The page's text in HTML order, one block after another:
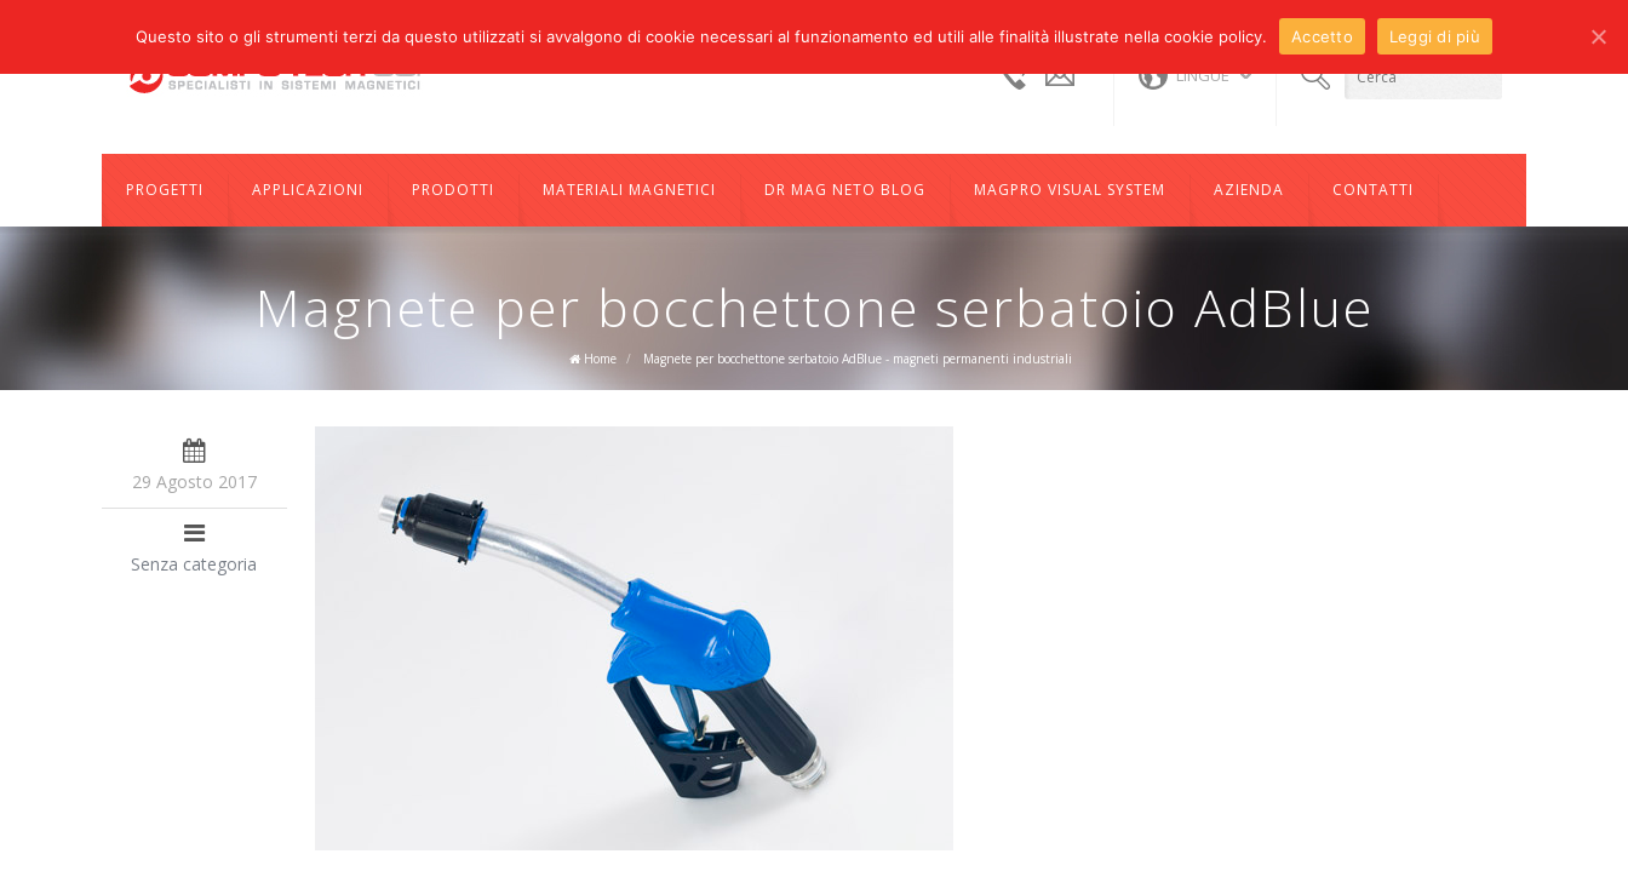
LINGUE
Ufficio:sales@compotechco.it
PROGETTI APPLICAZIONI PRODOTTI MATERIALI MAGNETICI DR MAG NETO BLOG MAGPRO VISUAL SYSTEM AZIENDA CONTATTI
Magnete per bocchettone serbatoio AdBlue
Home / Magnete per bocchettone serbatoio AdBlue - magneti permanenti industriali
29 Agosto 2017
Senza categoria
Questo sito o gli strumenti terzi da questo utilizzati si avvalgono di cookie necessari al funzionamento ed utili alle finalità illustrate nella cookie policy. Accetto Leggi di più